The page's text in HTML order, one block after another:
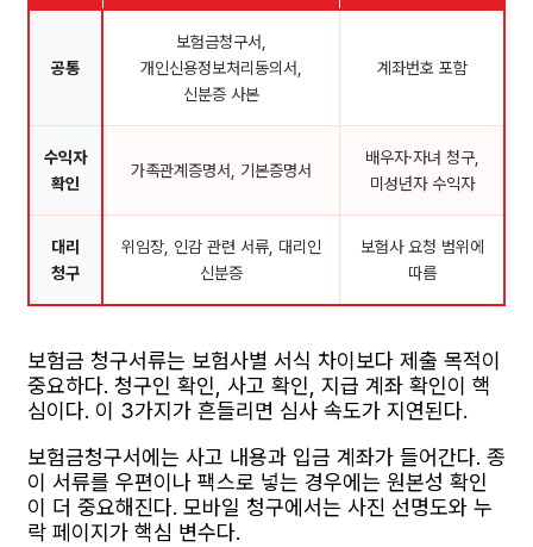
공통
보험금청구서,
개인신용정보처리동의서,
신분증 사본
계좌번호 포함
수익자
확인
가족관계증명서, 기본증명서
배우자·자녀 청구,
미성년자 수익자
대리
청구
위임장, 인감 관련 서류, 대리인
신분증
보험사 요청 범위에
따름
보험금 청구서류는 보험사별 서식 차이보다 제출 목적이
중요하다. 청구인 확인, 사고 확인, 지급 계좌 확인이 핵
심이다. 이 3가지가 흔들리면 심사 속도가 지연된다.
보험금청구서에는 사고 내용과 입금 계좌가 들어간다. 종
이 서류를 우편이나 팩스로 넣는 경우에는 원본성 확인
이 더 중요해진다. 모바일 청구에서는 사진 선명도와 누
락 페이지가 핵심 변수다.